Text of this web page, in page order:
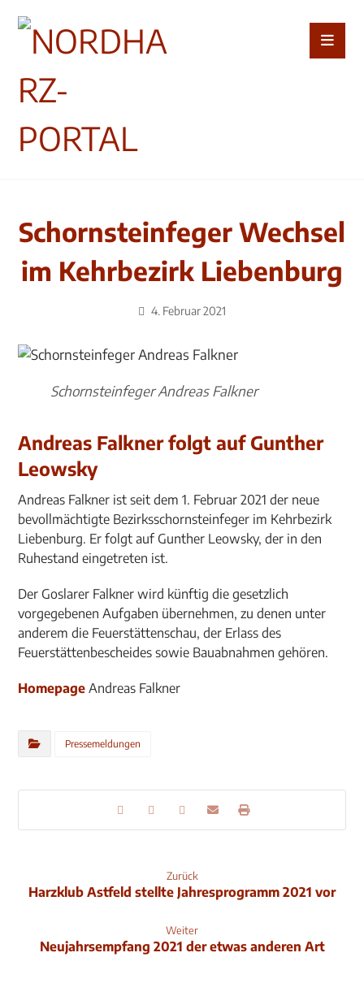
Schornsteinfeger Wechsel
im Kehrbezirk Liebenburg
4. Februar 2021
Schornsteinfeger Andreas Falkner
Andreas Falkner folgt auf Gunther
Leowsky
Andreas Falkner ist seit dem 1. Februar 2021 der neue
bevollmächtigte Bezirksschornsteinfeger im Kehrbezirk
Liebenburg. Er folgt auf Gunther Leowsky, der in den
Ruhestand eingetreten ist.
Der Goslarer Falkner wird künftig die gesetzlich
vorgegebenen Aufgaben übernehmen, zu denen unter
anderem die Feuerstättenschau, der Erlass des
Feuerstättenbescheides sowie Bauabnahmen gehören.
Homepage Andreas Falkner
Pressemeldungen
Zurück
Harzklub Astfeld stellte Jahresprogramm 2021 vor
Weiter
Neujahrsempfang 2021 der etwas anderen Art